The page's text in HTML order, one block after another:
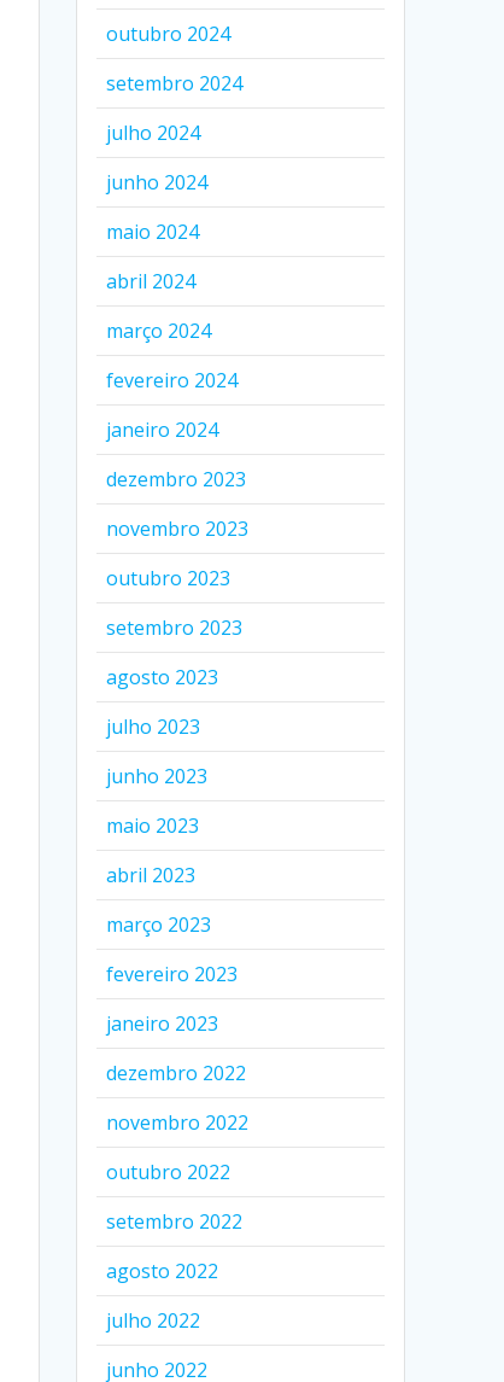
outubro 2024
setembro 2024
julho 2024
junho 2024
maio 2024
abril 2024
março 2024
fevereiro 2024
janeiro 2024
dezembro 2023
novembro 2023
outubro 2023
setembro 2023
agosto 2023
julho 2023
junho 2023
maio 2023
abril 2023
março 2023
fevereiro 2023
janeiro 2023
dezembro 2022
novembro 2022
outubro 2022
setembro 2022
agosto 2022
julho 2022
junho 2022